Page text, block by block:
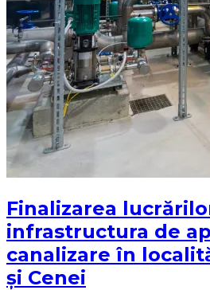
Finalizarea
infrastructura de
canalizare în
și Cenei